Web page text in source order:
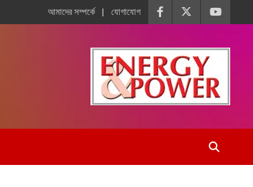
আমাদের সম্পর্কে যোগাযোগ